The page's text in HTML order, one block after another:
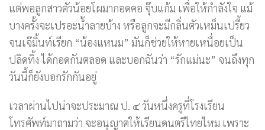
แต่พอลูกสาวตัวน้อยโผมากอดคอ จุ๊บแก้ม เพื่อให้กำลังใจ แม้
บางครั้งจะเปรอะน้ำลายบ้าง หรือลูกจะมีกลิ่นตัวเหม็นเปรี้ยว
จนเจ๊มิ้นท์เรียก “น้องแหนม” มันก็ช่วยให้หายเหนื่อยเป็น
ปลิดทิ้ง ได้กอดกันตลอด และบอกฉันว่า “รักแม่นะ” จนถึงทุก
วันนี้ก็ยังบอกรักกันอยู่
เวลาผ่านไปน่าจะประมาณ ป. ๔ วันหนึ่งครูที่โรงเรียน
โทรศัพท์มาถามว่า จะอนุญาตให้เรียนดนตรีไทยไหม เพราะ